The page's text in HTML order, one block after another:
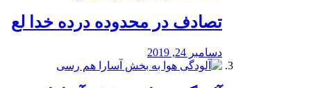
تصادف در محدوده درده خدا لع
دسامبر 24, 2019